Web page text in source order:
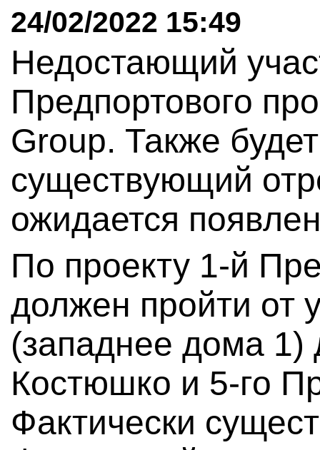
24/02/2022 15:49
Недостающий
Предпортового
Group. Также
существующий
ожидается
По проекту 1-й
должен пройти от
(западнее дома 1)
Костюшко и 5-го
Фактически